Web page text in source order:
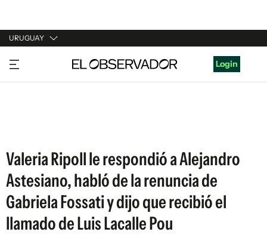
URUGUAY
URUGUAY
ARGENTINA
Login
Valeria Ripoll le respondió a Alejandro
Astesiano, habló de la renuncia de
Gabriela Fossati y dijo que recibió el
llamado de Luis Lacalle Pou